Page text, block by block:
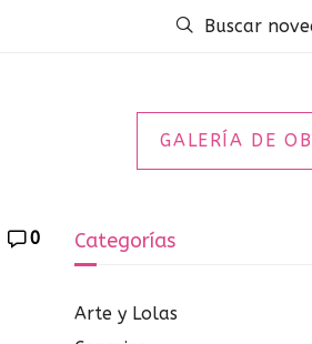
Buscar
GALERÍA DE
0 Categorías
Arte y Lolas